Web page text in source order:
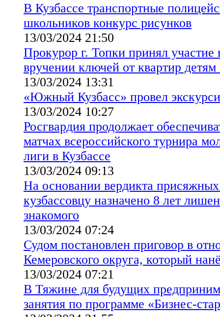
В Кузбассе транспортные
школьников конкурс рисунков
13/03/2024 21:50
Прокурор г. Топки принял участие
вручении ключей от квартир
13/03/2024 13:31
«Южный Кузбасс» провел
13/03/2024 10:27
Росгвардия продолжает
матчах всероссийского турнира
лиги в Кузбассе
13/03/2024 09:13
На основании вердикта присяжных
кузбассовцу назначено 8 лет
знакомого
13/03/2024 07:24
Судом постановлен приговор в
Кемеровского округа, который
13/03/2024 07:21
В Тяжине для будущих
занятия по программе «Бизнес-